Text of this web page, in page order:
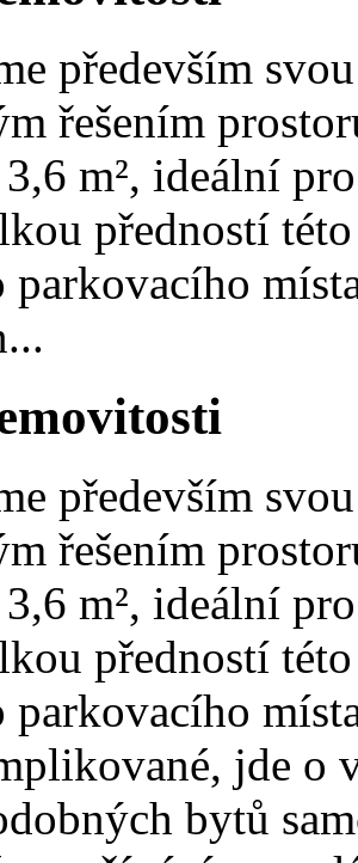
především
řešením
m², ideální
předností
parkovacího
především
řešením
m², ideální
předností
parkovacího
jde o
bytů